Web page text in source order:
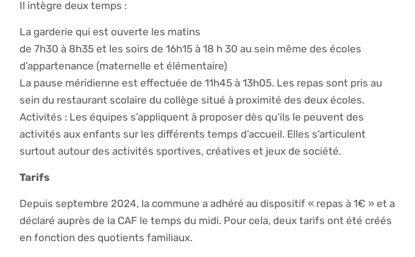
Il intègre deux temps :
La garderie qui est ouverte les matins
de 7h30 à 8h35 et les soirs de 16h15 à 18 h 30 au sein même des écoles
d’appartenance (maternelle et élémentaire)
La pause méridienne est effectuée de 11h45 à 13h05. Les repas sont pris au
sein du restaurant scolaire du collège situé à proximité des deux écoles.
Activités : Les équipes s’appliquent à proposer dès qu’ils le peuvent des
activités aux enfants sur les différents temps d’accueil. Elles s’articulent
surtout autour des activités sportives, créatives et jeux de société.
Tarifs
Depuis septembre 2024, la commune a adhéré au dispositif « repas à 1€ » et a
déclaré auprès de la CAF le temps du midi. Pour cela, deux tarifs ont été créés
en fonction des quotients familiaux.